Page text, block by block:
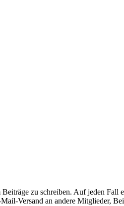
zu schreiben. Auf jeden Fall
Versand an andere Mitglieder,